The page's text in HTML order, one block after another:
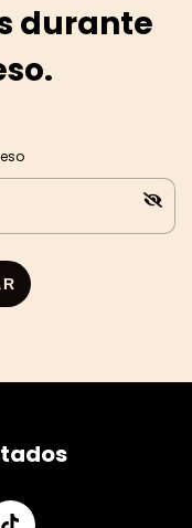
durante